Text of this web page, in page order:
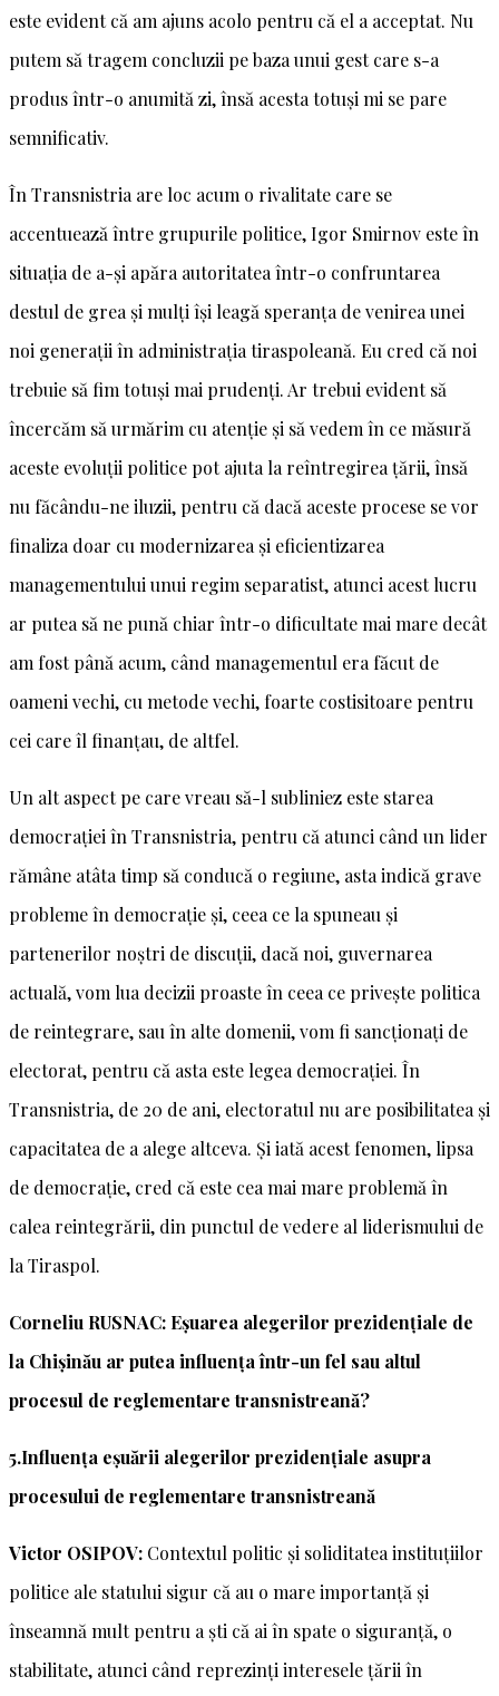
este evident că am ajuns acolo pentru că el a acceptat. Nu
putem să tragem concluzii pe baza unui gest care s-a
produs într-o anumită zi, însă acesta totuși mi se pare
semnificativ.
În Transnistria are loc acum o rivalitate care se
accentuează între grupurile politice, Igor Smirnov este în
situația de a-și apăra autoritatea într-o confruntarea
destul de grea și mulți își leagă speranța de venirea unei
noi generații în administrația tiraspoleană. Eu cred că noi
trebuie să fim totuși mai prudenți. Ar trebui evident să
încercăm să urmărim cu atenție și să vedem în ce măsură
aceste evoluții politice pot ajuta la reîntregirea țării, însă
nu făcându-ne iluzii, pentru că dacă aceste procese se vor
finaliza doar cu modernizarea și eficientizarea
managementului unui regim separatist, atunci acest lucru
ar putea să ne pună chiar într-o dificultate mai mare decât
am fost până acum, când managementul era făcut de
oameni vechi, cu metode vechi, foarte costisitoare pentru
cei care îl finanțau, de altfel.
Un alt aspect pe care vreau să-l subliniez este starea
democrației în Transnistria, pentru că atunci când un lider
rămâne atâta timp să conducă o regiune, asta indică grave
probleme în democrație și, ceea ce la spuneau și
partenerilor noștri de discuții, dacă noi, guvernarea
actuală, vom lua decizii proaste în ceea ce privește politica
de reintegrare, sau în alte domenii, vom fi sancționați de
electorat, pentru că asta este legea democrației. În
Transnistria, de 20 de ani, electoratul nu are posibilitatea și
capacitatea de a alege altceva. Și iată acest fenomen, lipsa
de democrație, cred că este cea mai mare problemă în
calea reintegrării, din punctul de vedere al liderismului de
la Tiraspol.
Corneliu RUSNAC: Eșuarea alegerilor prezidențiale de
la Chișinău ar putea influența într-un fel sau altul
procesul de reglementare transnistreană?
5.Influența eșuării alegerilor prezidențiale asupra
procesului de reglementare transnistreană
Victor OSIPOV: Contextul politic și soliditatea instituțiilor
politice ale statului sigur că au o mare importanță și
înseamnă mult pentru a ști că ai în spate o siguranță, o
stabilitate, atunci când reprezinți interesele țării în